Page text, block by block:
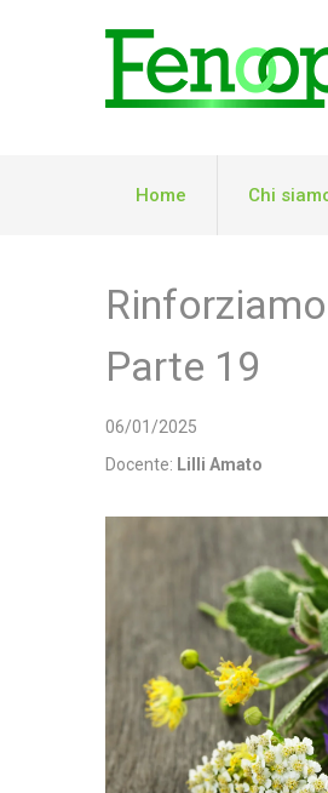
Home Chi
Parte 19
06/01/2025
Docente: Lilli Amato